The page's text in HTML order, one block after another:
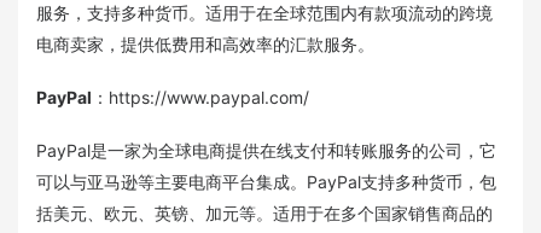
服务，支持多种货币。适用于在全球范围内有款项流动的跨境
电商卖家，提供低费用和高效率的汇款服务。
PayPal ：https://www.paypal.com/
PayPal是一家为全球电商提供在线支付和转账服务的公司，它
可以与亚马逊等主要电商平台集成。PayPal支持多种货币，包
括美元、欧元、英镑、加元等。适用于在多个国家销售商品的